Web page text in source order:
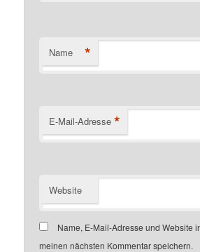
Name *
E-Mail-Adresse *
Website
Name, E-Mail-Adresse und Website
meinen nächsten Kommentar speichern.